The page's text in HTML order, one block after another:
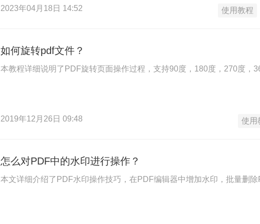
2023年04月18日 14:52 使用教程
如何旋转pdf文件？
本教程详细说明了PDF旋转页面操作过程，支持90度，180度，270度，
2019年12月26日 09:48 使用
怎么对PDF中的水印进行操作？
本文详细介绍了PDF水印操作技巧，在PDF编辑器中增加水印，批量删